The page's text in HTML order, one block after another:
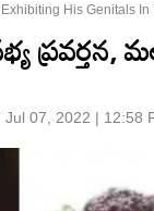
His Genitals
ప్రవర్తన,
Jul 07, 2022 | 12:58